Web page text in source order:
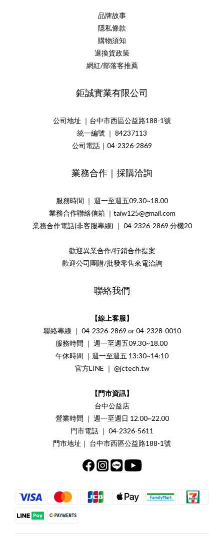
品牌故事
隱私條款
購物須知
退換貨政策
網紅/部落客推薦
鉅誠實業有限公司
公司地址 ｜台中市西區公益路188-1號
統一編號 ｜ 84237113
公司電話｜04-2326-2869
業務合作｜採購洽詢
服務時間 ｜ 週一至週五09.30~18.00
業務合作聯絡信箱 ｜taiw125@gmail.com
業務合作電話(非客服專線) ｜ 04-2326-2869 分機20
歡迎異業合作/行銷合作提案
歡迎公司團購/批發零售來電洽詢
聯絡我們
【線上客服】
聯絡專線 ｜ 04-2326-2869 or 04-2328-0010
服務時間 ｜ 週一至週五09.30~18.00
午休時間 ｜週一至週五 13:30~14:10
官方LINE ｜ @jctech.tw
【門市資訊】
台中公益店
營業時間 ｜ 週一至週日 12.00~22.00
門市電話 ｜ 04-2326-5611
門市地址｜ 台中市西區公益路188-1號